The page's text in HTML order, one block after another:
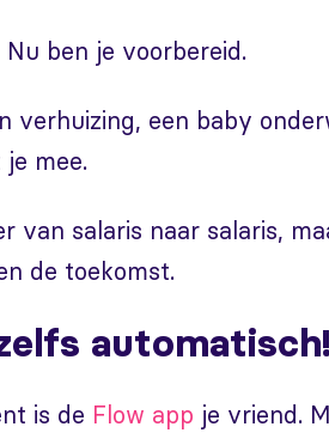
ben je voorbereid.
verhuizing, een baby
mee.
van salaris naar salaris,
de toekomst.
automatisch!
is de Flow app je vriend.